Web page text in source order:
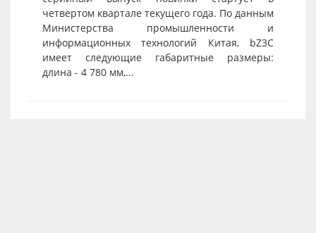
четвертом квартале текущего года. По данным
Министерства промышленности и
информационных технологий Китая, bZ3C
имеет следующие габаритные размеры:
длина - 4 780 мм,...